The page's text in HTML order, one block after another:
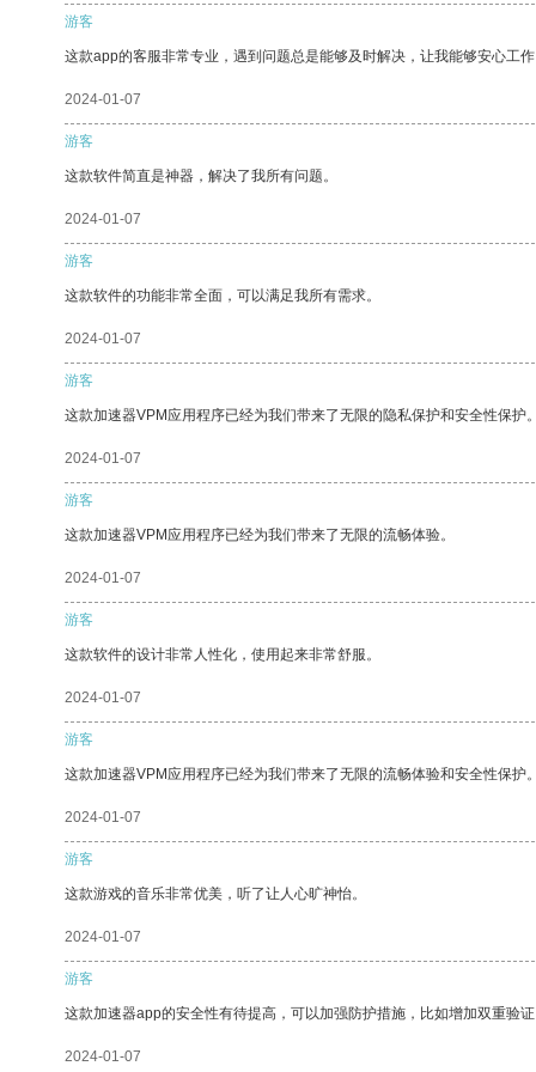
游客
这款app的客服非常专业，遇到问题总是能够及时解决，让我能够安心工
2024-01-07
游客
这款软件简直是神器，解决了我所有问题。
2024-01-07
游客
这款软件的功能非常全面，可以满足我所有需求。
2024-01-07
游客
这款加速器VPM应用程序已经为我们带来了无限的隐私保护和安全性保护
2024-01-07
游客
这款加速器VPM应用程序已经为我们带来了无限的流畅体验。
2024-01-07
游客
这款软件的设计非常人性化，使用起来非常舒服。
2024-01-07
游客
这款加速器VPM应用程序已经为我们带来了无限的流畅体验和安全性保护
2024-01-07
游客
这款游戏的音乐非常优美，听了让人心旷神怡。
2024-01-07
游客
这款加速器app的安全性有待提高，可以加强防护措施，比如增加双重验
2024-01-07